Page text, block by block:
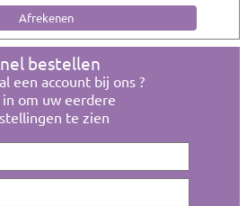
bestellen
een account bij ons ?
in om uw eerdere
te zien